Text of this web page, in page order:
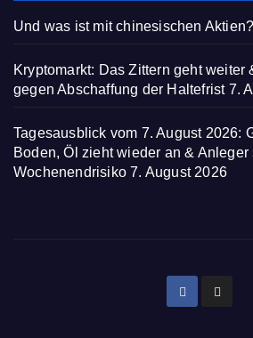
Und was ist mit chinesischen Aktien?
Kryptomarkt: Das Zittern geht weiter
gegen Abschaffung der Haltefrist 7.
Tagesausblick vom 7. August 2026:
Boden, Öl zieht wieder an &
Wochenendrisiko 7. August 2026